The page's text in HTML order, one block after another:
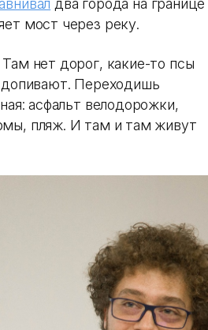
два города на границе
мост через реку.
нет дорог, какие-то псы
Переходишь
асфальт велодорожки,
пляж. И там и там живут